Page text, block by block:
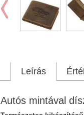
Leírás
Autós mintával